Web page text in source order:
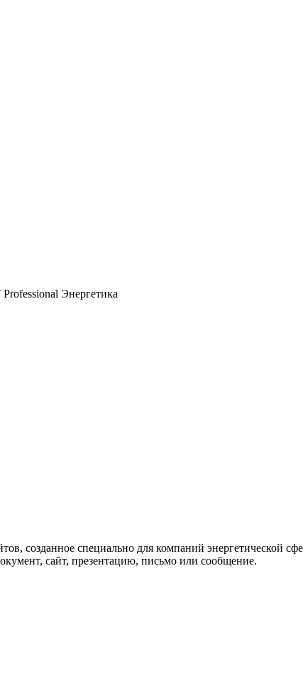
Энергетика
созданное специально для компаний энергетической
сайт, презентацию, письмо или сообщение.